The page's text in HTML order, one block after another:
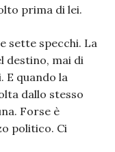
prima di lei.
sette specchi. La
destino, mai di
E quando la
dallo stesso
Forse è
politico. Ci